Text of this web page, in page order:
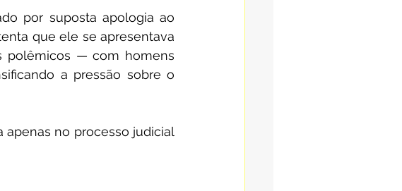
por suposta apologia ao
que ele se apresentava
polêmicos — com homens
a pressão sobre o
apenas no processo judicial